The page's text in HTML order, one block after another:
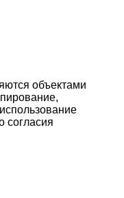
объектами
согласия